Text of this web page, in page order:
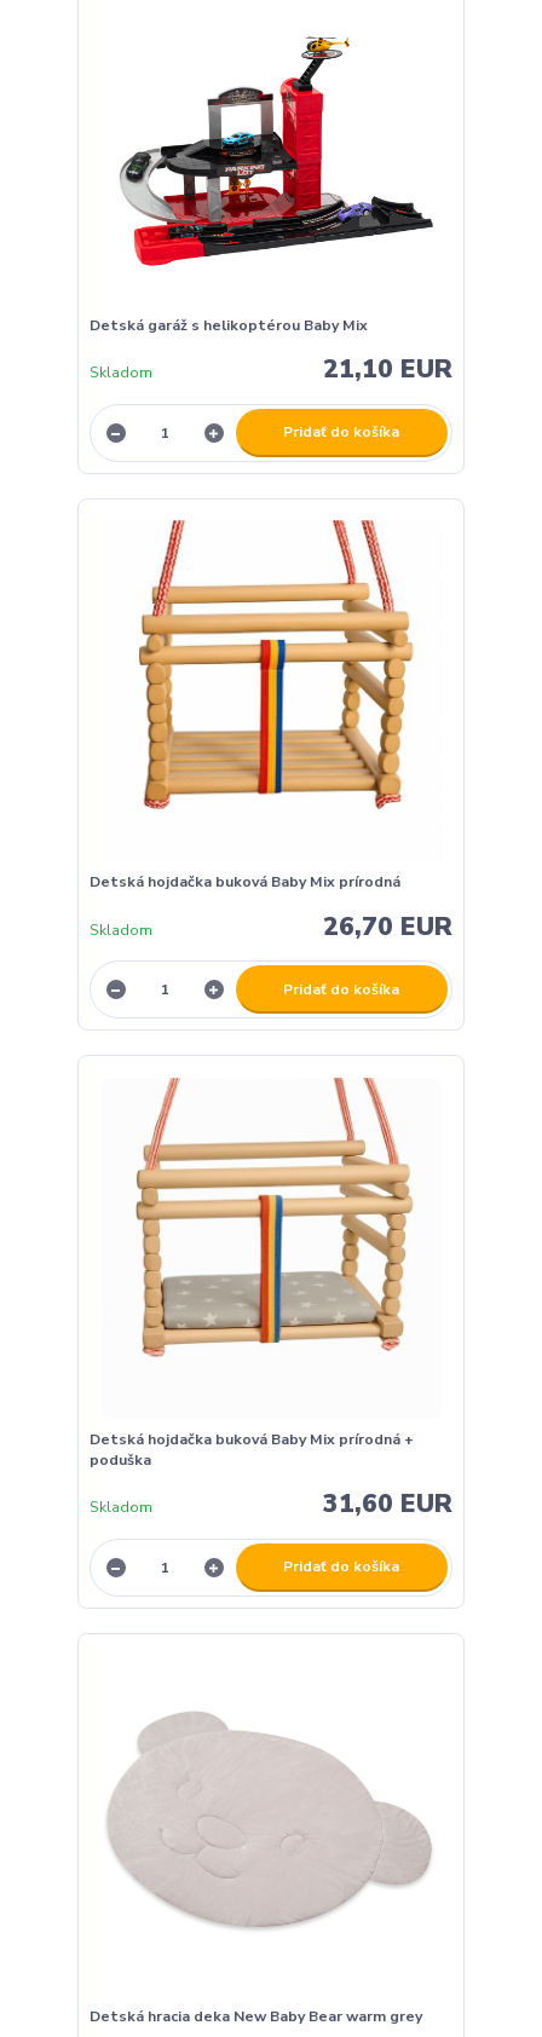
Detská garáž s helikoptérou Baby Mix
21,10 EUR
Skladom
Pridať do košíka
Detská hojdačka buková Baby Mix prírodná
26,70 EUR
Skladom
Pridať do košíka
Detská hojdačka buková Baby Mix prírodná +
poduška
31,60 EUR
Skladom
Pridať do košíka
Detská hracia deka New Baby Bear warm grey